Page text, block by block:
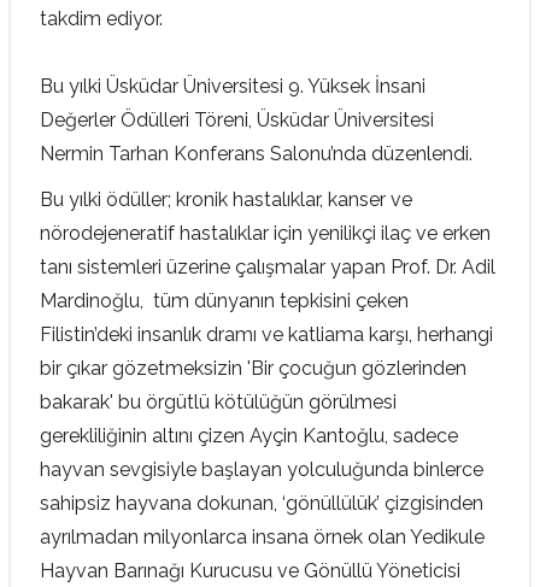
takdim ediyor.
Bu yılki Üsküdar Üniversitesi 9. Yüksek İnsani
Değerler Ödülleri Töreni, Üsküdar Üniversitesi
Nermin Tarhan Konferans Salonu’nda düzenlendi.
Bu yılki ödüller; kronik hastalıklar, kanser ve
nörodejeneratif hastalıklar için yenilikçi ilaç ve erken
tanı sistemleri üzerine çalışmalar yapan Prof. Dr. Adil
Mardinoğlu, tüm dünyanın tepkisini çeken
Filistin’deki insanlık dramı ve katliama karşı, herhangi
bir çıkar gözetmeksizin 'Bir çocuğun gözlerinden
bakarak' bu örgütlü kötülüğün görülmesi
gerekliliğinin altını çizen Ayçin Kantoğlu, sadece
hayvan sevgisiyle başlayan yolculuğunda binlerce
sahipsiz hayvana dokunan, ‘gönüllülük’ çizgisinden
ayrılmadan milyonlarca insana örnek olan Yedikule
Hayvan Barınağı Kurucusu ve Gönüllü Yöneticisi